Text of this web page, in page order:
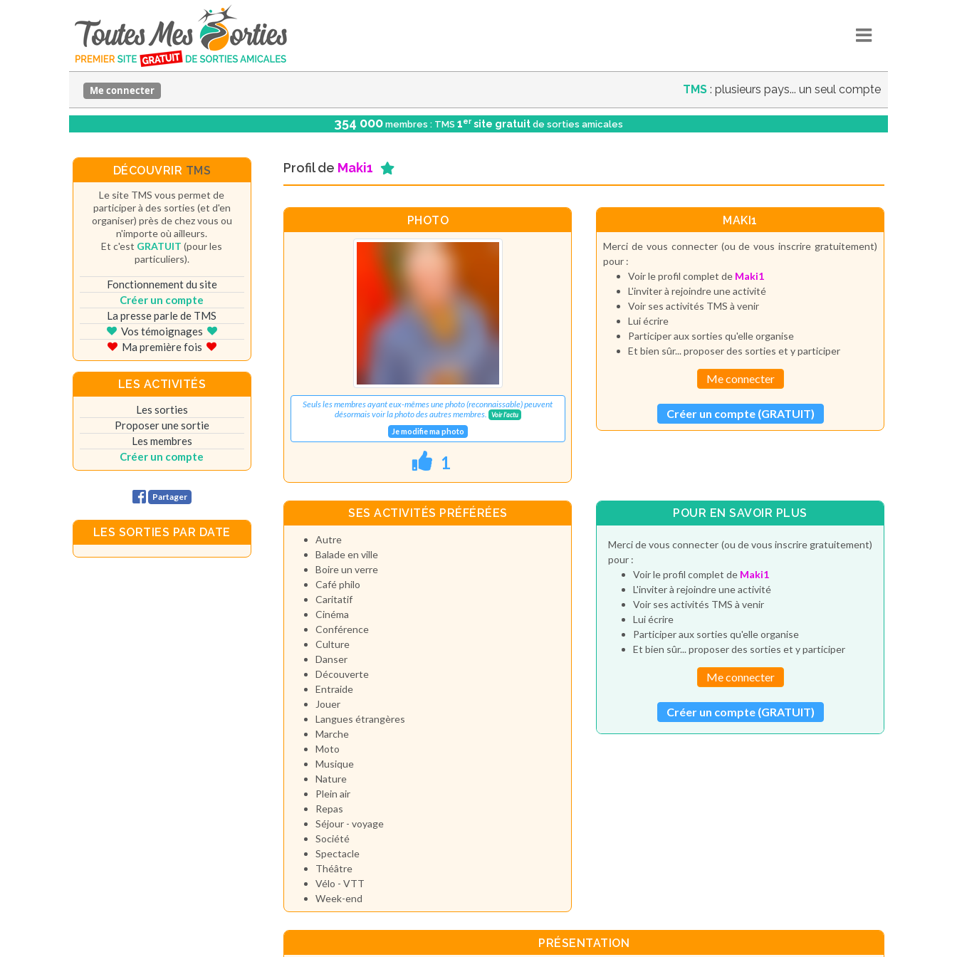
TMS : plusieurs pays... un seul compte
Me connecter
354 000 membres : TMS 1er site gratuit de sorties amicales
Profil de Maki1
PHOTO
Seuls les membres ayant eux-mêmes une photo (reconnaissable) peuvent
désormais voir la photo des autres membres.
Voir l'actu
Je modifie ma photo
1
MAKI1
Merci de vous connecter (ou de vous inscrire gratuitement)
pour :
Voir le profil complet de Maki1
L'inviter à rejoindre une activité
Voir ses activités TMS à venir
Lui écrire
Participer aux sorties qu'elle organise
Et bien sûr... proposer des sorties et y participer
Me connecter
Créer un compte (GRATUIT)
SES ACTIVITÉS PRÉFÉRÉES
Autre
Balade en ville
Boire un verre
Café philo
Caritatif
Cinéma
Conférence
Culture
Danser
Découverte
Entraide
Jouer
Langues étrangères
Marche
Moto
Musique
Nature
Plein air
Repas
Séjour - voyage
Société
Spectacle
Théâtre
Vélo - VTT
Week-end
POUR EN SAVOIR PLUS
Merci de vous connecter (ou de vous inscrire gratuitement)
pour :
Voir le profil complet de Maki1
L'inviter à rejoindre une activité
Voir ses activités TMS à venir
Lui écrire
Participer aux sorties qu'elle organise
Et bien sûr... proposer des sorties et y participer
Me connecter
Créer un compte (GRATUIT)
PRÉSENTATION
DÉCOUVRIR TMS
Le site TMS vous permet de
participer à des sorties (et d'en
organiser) près de chez vous ou
n'importe où ailleurs.
Et c'est GRATUIT (pour les
particuliers).
Fonctionnement du site
Créer un compte
La presse parle de TMS
Vos témoignages
Ma première fois
LES ACTIVITÉS
Les sorties
Proposer une sortie
Les membres
Créer un compte
Partager
LES SORTIES PAR DATE